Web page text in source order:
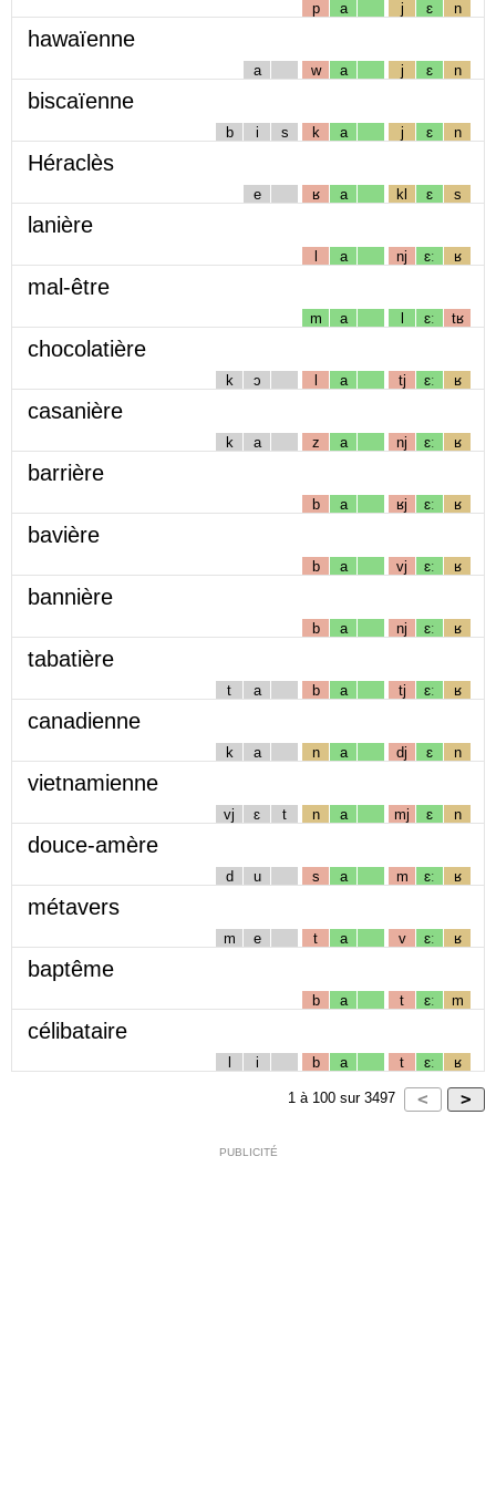
p a j ɛ n
hawaïenne
a w a j ɛ n
biscaïenne
b i s k a j ɛ n
Héraclès
e ʁ a kl ɛ s
lanière
l a nj ɛː ʁ
mal-être
m a l ɛː tʁ
chocolatière
k ɔ l a tj ɛː ʁ
casanière
k a z a nj ɛː ʁ
barrière
b a ʁj ɛː ʁ
bavière
b a vj ɛː ʁ
bannière
b a nj ɛː ʁ
tabatière
t a b a tj ɛː ʁ
canadienne
k a n a dj ɛ n
vietnamienne
vj ɛ t n a mj ɛ n
douce-amère
d u s a m ɛː ʁ
métavers
m e t a v ɛː ʁ
baptême
b a t ɛː m
célibataire
l i b a t ɛː ʁ
1 à 100 sur 3497
PUBLICITÉ